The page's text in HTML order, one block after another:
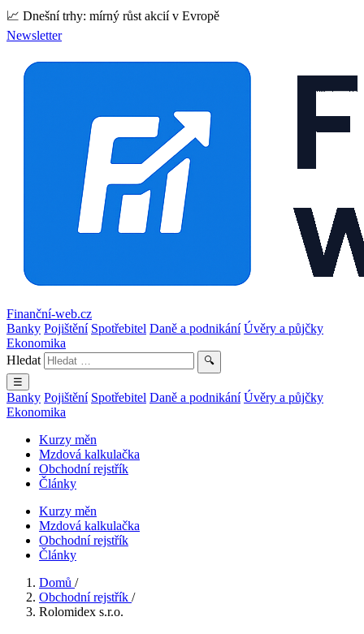
📈 Dnešní trhy: mírný růst akcií v Evropě
Newsletter
Finanční-web.cz
Banky Pojištění Spotřebitel Daně a podnikání Úvěry a půjčky
Ekonomika
Hledat
🔍
☰
Banky Pojištění Spotřebitel Daně a podnikání Úvěry a půjčky
Ekonomika
Kurzy měn
Mzdová kalkulačka
Obchodní rejstřík
Články
Kurzy měn
Mzdová kalkulačka
Obchodní rejstřík
Články
Domů /
Obchodní rejstřík /
Rolomidex s.r.o.